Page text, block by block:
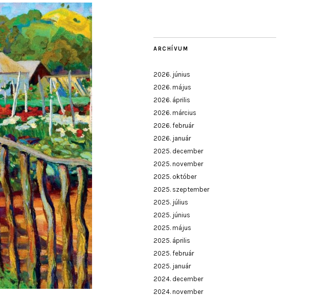
ARCHÍVUM
2026. június
2026. május
2026. április
2026. március
2026. február
2026. január
2025. december
2025. november
2025. október
2025. szeptember
2025. július
2025. június
2025. május
2025. április
2025. február
2025. január
2024. december
2024. november